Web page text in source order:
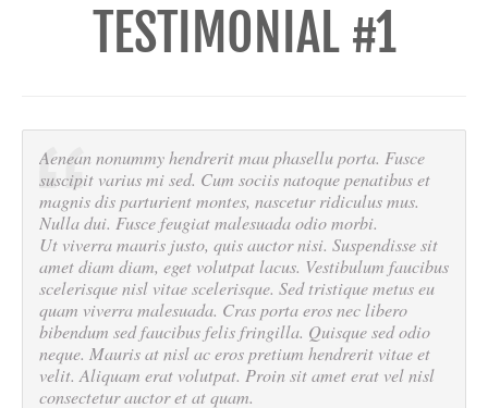
TESTIMONIAL #1
Aenean nonummy hendrerit mau phasellu porta. Fusce
suscipit varius mi sed. Cum sociis natoque penatibus et
magnis dis parturient montes, nascetur ridiculus mus.
Nulla dui. Fusce feugiat malesuada odio morbi.
Ut viverra mauris justo, quis auctor nisi. Suspendisse sit
amet diam diam, eget volutpat lacus. Vestibulum faucibus
scelerisque nisl vitae scelerisque. Sed tristique metus eu
quam viverra malesuada. Cras porta eros nec libero
bibendum sed faucibus felis fringilla. Quisque sed odio
neque. Mauris at nisl ac eros pretium hendrerit vitae et
velit. Aliquam erat volutpat. Proin sit amet erat vel nisl
consectetur auctor et at quam.